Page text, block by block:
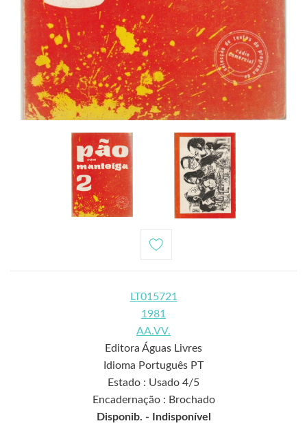
LT015721
1981
AA.VV.
Editora Águas Livres
Idioma Português PT
Estado : Usado 4/5
Encadernação : Brochado
Disponib. -
Indisponível